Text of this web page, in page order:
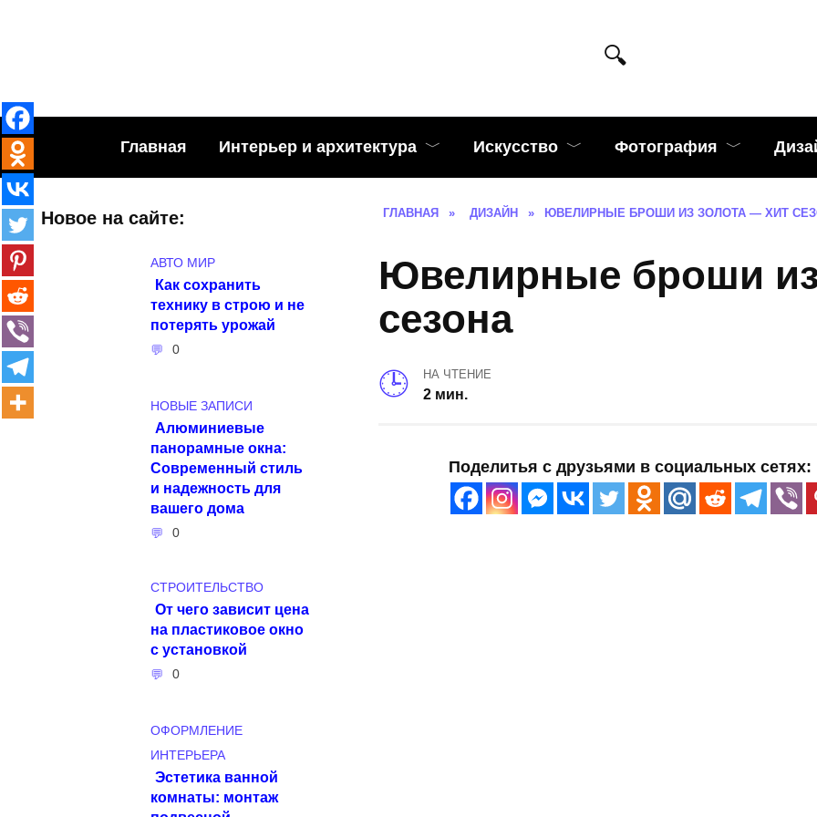
Главная Интерьер и архитектура Искусство Фотография
ГЛАВНАЯ » ДИЗАЙН » ЮВЕЛИРНЫЕ БРОШИ ИЗ ЗОЛОТА — ХИТ
Ювелирные броши
сезона
НА ЧТЕНИЕ
2 мин.
Поделитья с друзьями в социальных сетях:
Новое на сайте:
АВТО МИР
Как сохранить
технику в строю и не
потерять урожай
0
НОВЫЕ ЗАПИСИ
Алюминиевые
панорамные окна:
Современный стиль
и надежность для
вашего дома
0
СТРОИТЕЛЬСТВО
От чего зависит цена
на пластиковое окно
с установкой
0
ОФОРМЛЕНИЕ
ИНТЕРЬЕРА
Эстетика ванной
комнаты: монтаж